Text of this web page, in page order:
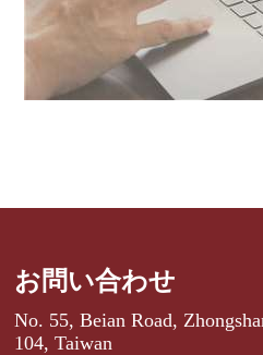
お問い合わせ
No. 55, Beian Road,
104, Taiwan